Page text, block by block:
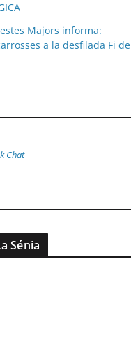
Majors informa:
a la desfilada Fi de
Chat
Sénia